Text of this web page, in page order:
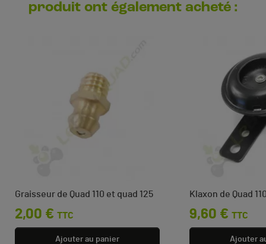
produit ont également acheté :
Graisseur de Quad 110 et quad 125
Prix
2,00 € TTC
Ajouter au panier
Klaxon de Quad
Prix
9,60 € TTC
Ajouter